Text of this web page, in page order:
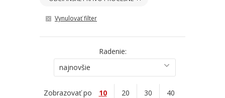
Vynulovať filter
Radenie:
najnovšie
Zobrazovať po 10 20 30 40